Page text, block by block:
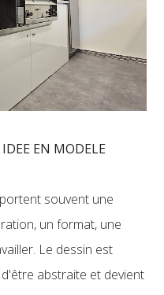
EN MODELE
souvent une
un format, une
Le dessin est
abstraite et devient